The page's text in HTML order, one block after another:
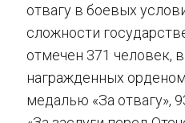
отвагу в боевых
сложности
отмечен 371 человек,
награжденных
медалью «За отвагу»,